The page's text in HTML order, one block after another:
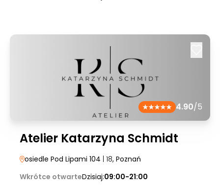
4.90/5
Atelier Katarzyna Schmidt
osiedle Pod Lipami 104 | 18, Poznań
Wkrótce otwarteDzisiaj:09:00-21:00